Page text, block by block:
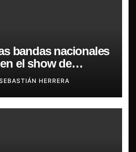
bandas nacionales
el show de
HERRERA